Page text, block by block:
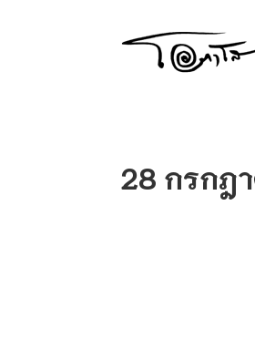
28 กรกฎ